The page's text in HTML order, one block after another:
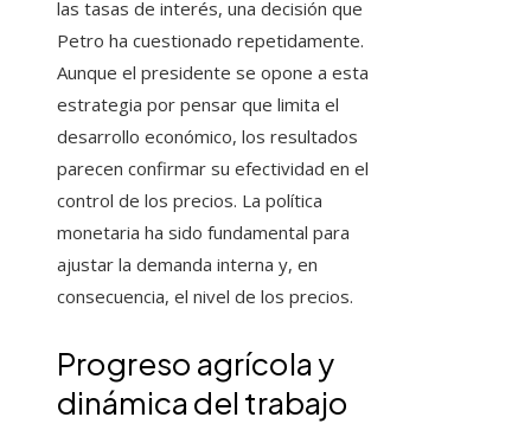
las tasas de interés, una decisión que
Petro ha cuestionado repetidamente.
Aunque el presidente se opone a esta
estrategia por pensar que limita el
desarrollo económico, los resultados
parecen confirmar su efectividad en el
control de los precios. La política
monetaria ha sido fundamental para
ajustar la demanda interna y, en
consecuencia, el nivel de los precios.
Progreso agrícola y
dinámica del trabajo